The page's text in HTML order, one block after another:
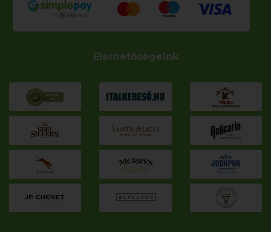
Elérhetőségeink